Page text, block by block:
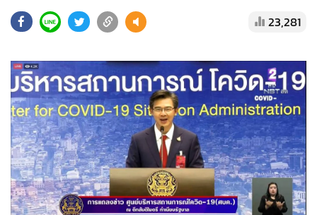
• ละคร
• Cyber BIZ
• ผู้จัดกวน
• Good health & Well-being
• Green Innovation & SD
• Management & HR
• MGR Live
• Infographic
23,281